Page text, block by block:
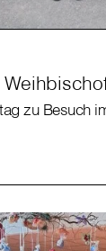
zu Besuch